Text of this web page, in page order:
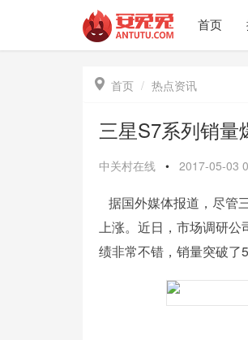
首页
 首页 热点资讯
三星S7系列销量
中关村在线 • 2017-05-03
据国外媒体报道，尽管
上涨。近日，市场调研
绩非常不错，销量突破了